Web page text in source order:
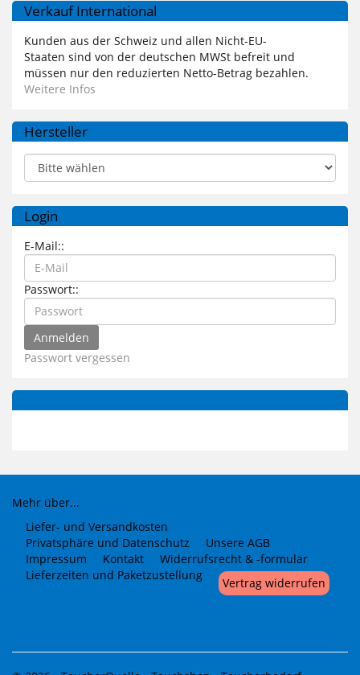
Verkauf International
Kunden aus der Schweiz und allen Nicht-EU-
Staaten sind von der deutschen MWSt befreit und
müssen nur den reduzierten Netto-Betrag bezahlen.
Weitere Infos
Hersteller
Login
E-Mail::
Passwort::
Passwort vergessen
Mehr über...
Liefer- und Versandkosten
Privatsphäre und Datenschutz
Unsere AGB
Impressum
Kontakt
Widerrufsrecht & -formular
Lieferzeiten und Paketzustellung
Vertrag widerrufen